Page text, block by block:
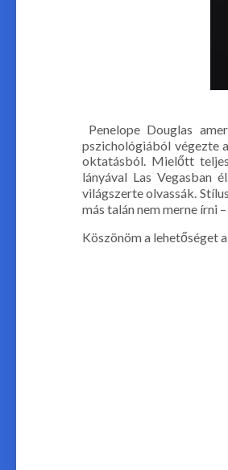
Penelope Douglas
pszichológiából végezte
oktatásból. Mielőtt
lányával Las Vegasban
világszerte olvassák.
más talán nem merne írni
Köszönöm a lehetőséget